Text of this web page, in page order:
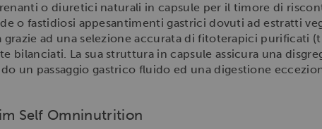
o diuretici naturali in capsule per il timore di
o fastidiosi appesantimenti gastrici dovuti ad estratti
ad una selezione accurata di fitoterapici purificati
bilanciati. La sua struttura in capsule assicura una
un passaggio gastrico fluido ed una digestione
Self Omninutrition